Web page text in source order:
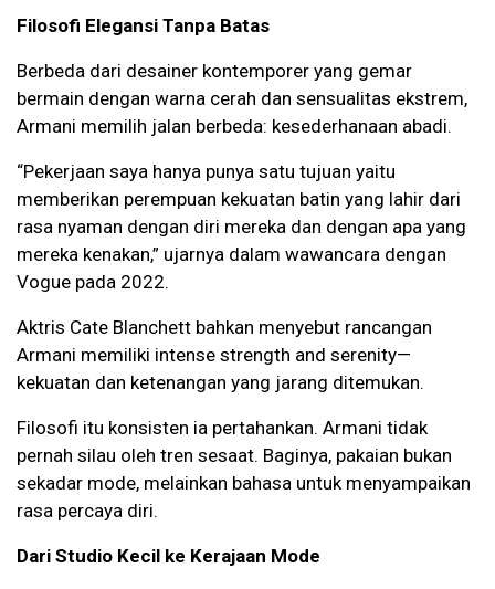
Filosofi Elegansi Tanpa Batas
Berbeda dari desainer kontemporer yang gemar
bermain dengan warna cerah dan sensualitas ekstrem,
Armani memilih jalan berbeda: kesederhanaan abadi.
“Pekerjaan saya hanya punya satu tujuan yaitu
memberikan perempuan kekuatan batin yang lahir dari
rasa nyaman dengan diri mereka dan dengan apa yang
mereka kenakan,” ujarnya dalam wawancara dengan
Vogue pada 2022.
Aktris Cate Blanchett bahkan menyebut rancangan
Armani memiliki intense strength and serenity—
kekuatan dan ketenangan yang jarang ditemukan.
Filosofi itu konsisten ia pertahankan. Armani tidak
pernah silau oleh tren sesaat. Baginya, pakaian bukan
sekadar mode, melainkan bahasa untuk menyampaikan
rasa percaya diri.
Dari Studio Kecil ke Kerajaan Mode